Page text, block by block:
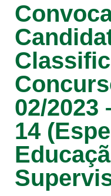
02/2023
14